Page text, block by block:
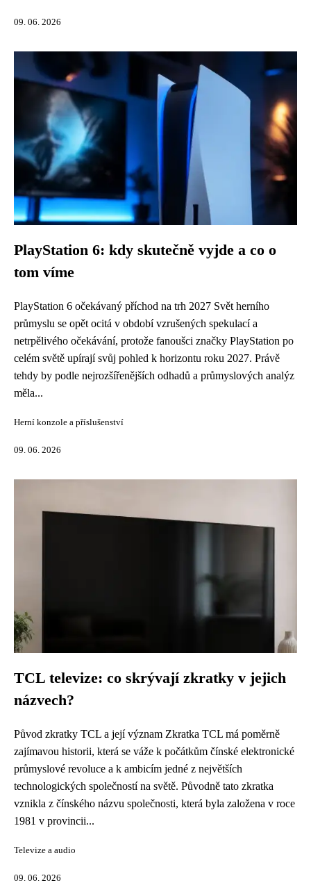
09. 06. 2026
PlayStation 6: kdy skutečně vyjde a co o
tom víme
PlayStation 6 očekávaný příchod na trh 2027 Svět herního
průmyslu se opět ocitá v období vzrušených spekulací a
netrpělivého očekávání, protože fanoušci značky PlayStation po
celém světě upírají svůj pohled k horizontu roku 2027. Právě
tehdy by podle nejrozšířenějších odhadů a průmyslových analýz
měla...
Herní konzole a příslušenství
09. 06. 2026
TCL televize: co skrývají zkratky v jejich
názvech?
Původ zkratky TCL a její význam Zkratka TCL má poměrně
zajímavou historii, která se váže k počátkům čínské elektronické
průmyslové revoluce a k ambicím jedné z největších
technologických společností na světě. Původně tato zkratka
vznikla z čínského názvu společnosti, která byla založena v roce
1981 v provincii...
Televize a audio
09. 06. 2026